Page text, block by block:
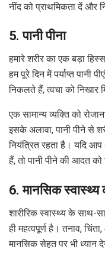
नींद को प्राथमिकता दें और
5. पानी पीना
हमारे शरीर का एक बड़ा
हम पूरे दिन में पर्याप्त पानी
निकलते हैं, त्वचा को निखार
एक सामान्य व्यक्ति को
इसके अलावा, पानी पीने से
नियंत्रित रहता है। यदि
हैं, तो पानी पीने की आदत
6. मानसिक स्वास्थ्य
शारीरिक स्वास्थ्य के साथ-
ही महत्वपूर्ण है। तनाव,
मानसिक सेहत पर भी ध्यान